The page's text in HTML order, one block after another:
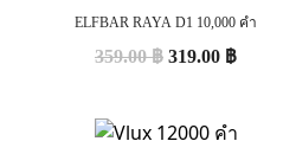
ELFBAR RAYA D1 10,000 คำ
359.00฿ 319.00 ฿